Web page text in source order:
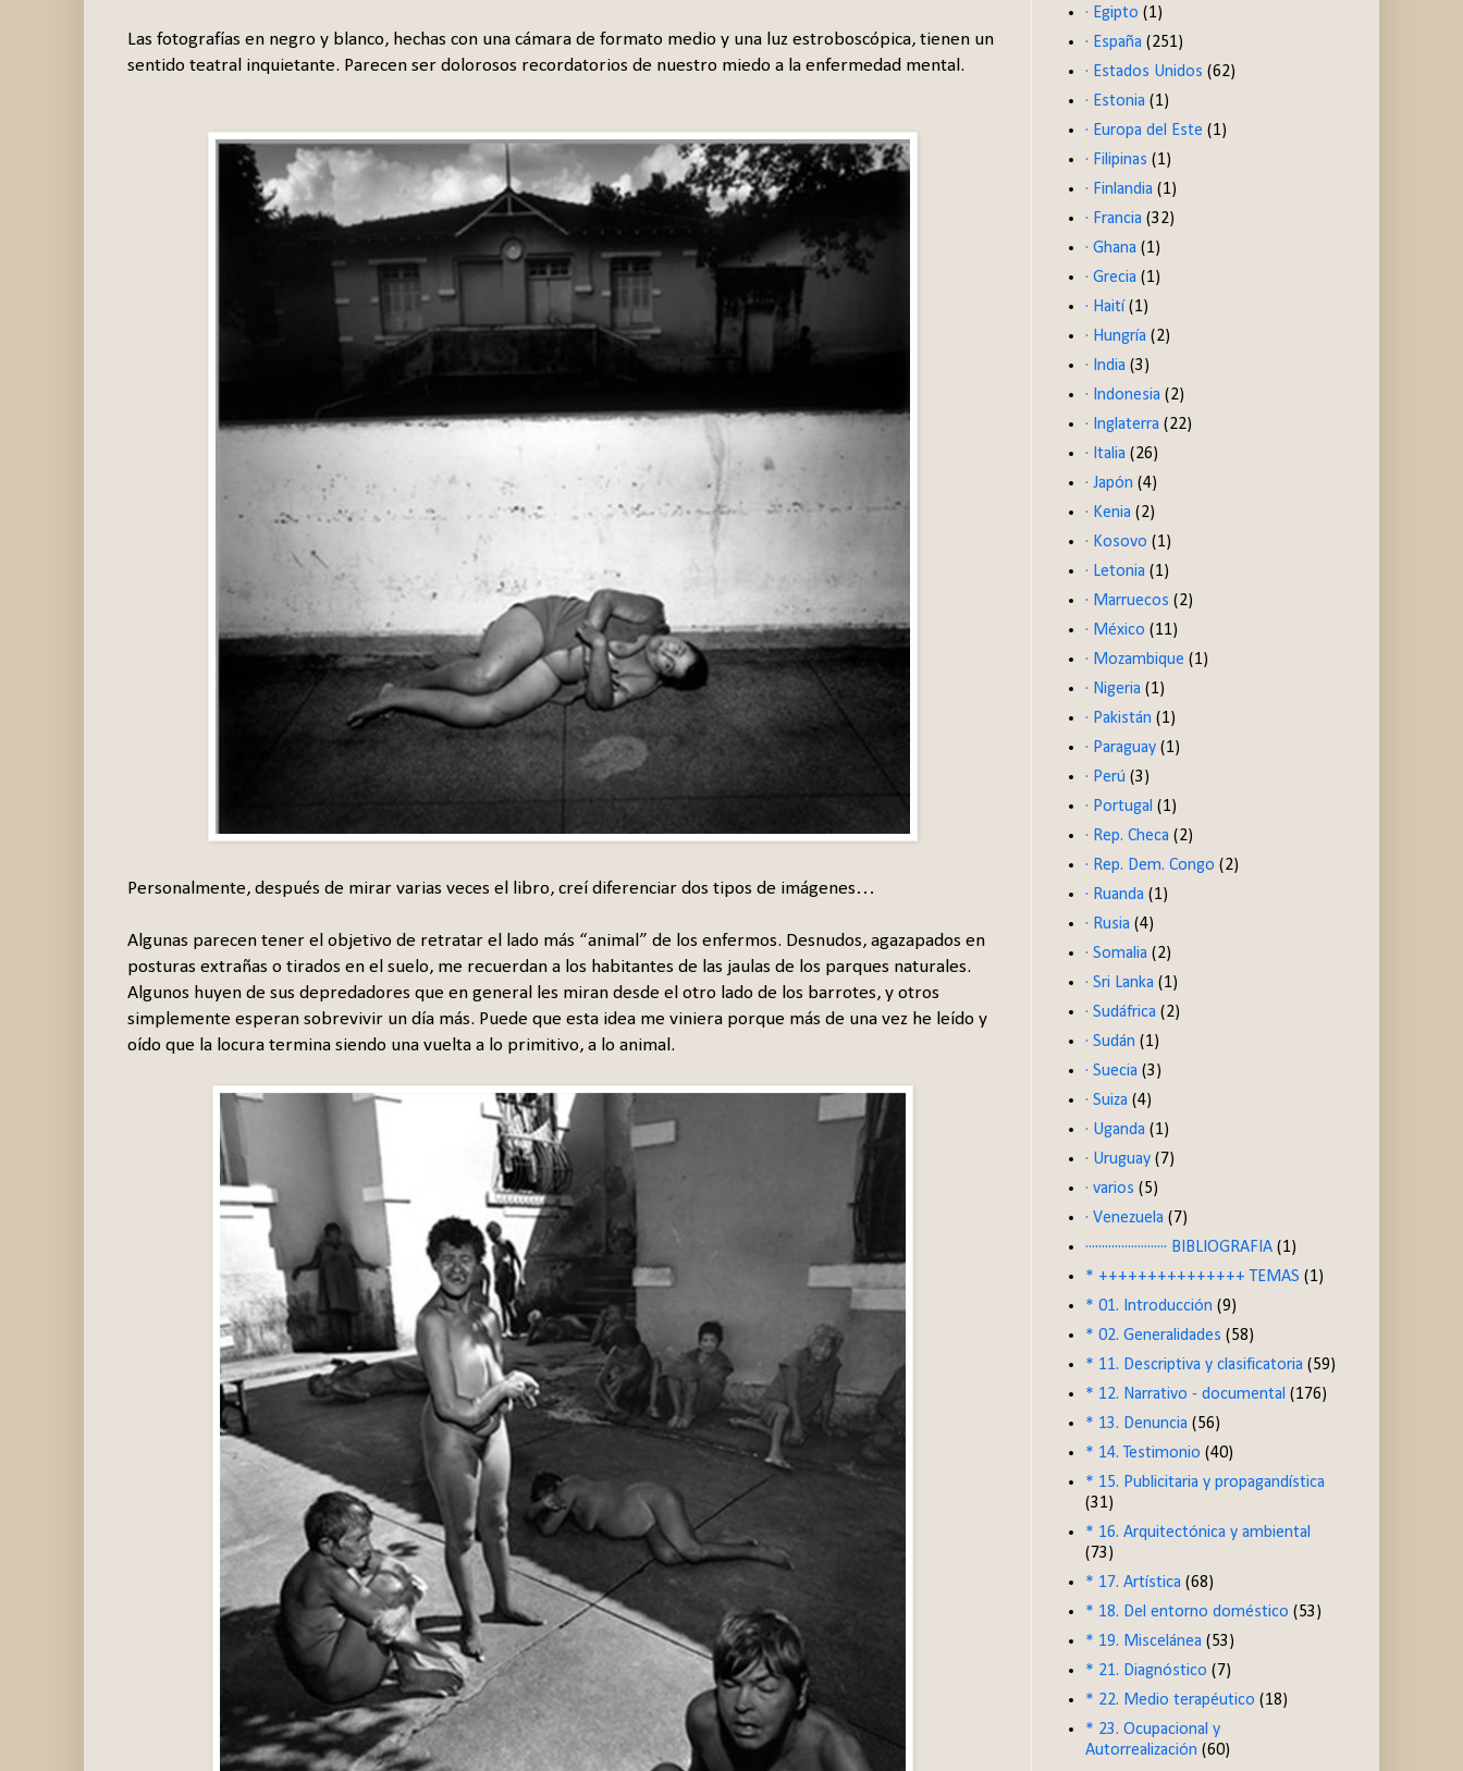
Las fotografías en negro y blanco, hechas con una cámara de formato medio y una luz estroboscópica, tienen un
sentido teatral inquietante. Parecen ser dolorosos recordatorios de nuestro miedo a la enfermedad mental.
Personalmente, después de mirar varias veces el libro, creí diferenciar dos tipos de imágenes…
Algunas parecen tener el objetivo de retratar el lado más “animal” de los enfermos. Desnudos, agazapados en
posturas extrañas o tirados en el suelo, me recuerdan a los habitantes de las jaulas de los parques naturales.
Algunos huyen de sus depredadores que en general les miran desde el otro lado de los barrotes, y otros
simplemente esperan sobrevivir un día más. Puede que esta idea me viniera porque más de una vez he leído y
oído que la locura termina siendo una vuelta a lo primitivo, a lo animal.
· Egipto (1)
· España (251)
· Estados Unidos (62)
· Estonia (1)
· Europa del Este (1)
· Filipinas (1)
· Finlandia (1)
· Francia (32)
· Ghana (1)
· Grecia (1)
· Haití (1)
· Hungría (2)
· India (3)
· Indonesia (2)
· Inglaterra (22)
· Italia (26)
· Japón (4)
· Kenia (2)
· Kosovo (1)
· Letonia (1)
· Marruecos (2)
· México (11)
· Mozambique (1)
· Nigeria (1)
· Pakistán (1)
· Paraguay (1)
· Perú (3)
· Portugal (1)
· Rep. Checa (2)
· Rep. Dem. Congo (2)
· Ruanda (1)
· Rusia (4)
· Somalia (2)
· Sri Lanka (1)
· Sudáfrica (2)
· Sudán (1)
· Suecia (3)
· Suiza (4)
· Uganda (1)
· Uruguay (7)
· varios (5)
· Venezuela (7)
························· BIBLIOGRAFIA (1)
* +++++++++++++++ TEMAS (1)
* 01. Introducción (9)
* 02. Generalidades (58)
* 11. Descriptiva y clasificatoria (59)
* 12. Narrativo - documental (176)
* 13. Denuncia (56)
* 14. Testimonio (40)
* 15. Publicitaria y propagandística
(31)
* 16. Arquitectónica y ambiental
(73)
* 17. Artística (68)
* 18. Del entorno doméstico (53)
* 19. Miscelánea (53)
* 21. Diagnóstico (7)
* 22. Medio terapéutico (18)
* 23. Ocupacional y
Autorrealización (60)